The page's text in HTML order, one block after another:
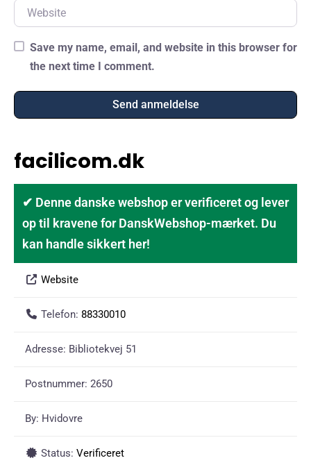
Website
Save my name, email, and website in this browser for
the next time I comment.
facilicom.dk
✔ Denne danske webshop er verificeret og lever
op til kravene for DanskWebshop-mærket. Du
kan handle sikkert her!
Website
Telefon: 88330010
Adresse: Bibliotekvej 51
Postnummer: 2650
By: Hvidovre
Status: Verificeret